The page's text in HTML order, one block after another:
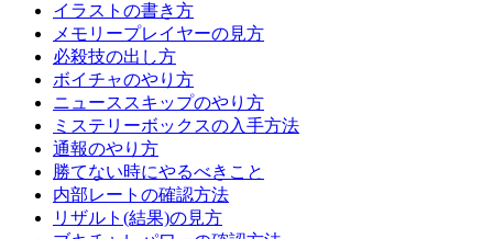
イラストの書き方
メモリープレイヤーの見方
必殺技の出し方
ボイチャのやり方
ニューススキップのやり方
ミステリーボックスの入手方法
通報のやり方
勝てない時にやるべきこと
内部レートの確認方法
リザルト(結果)の見方